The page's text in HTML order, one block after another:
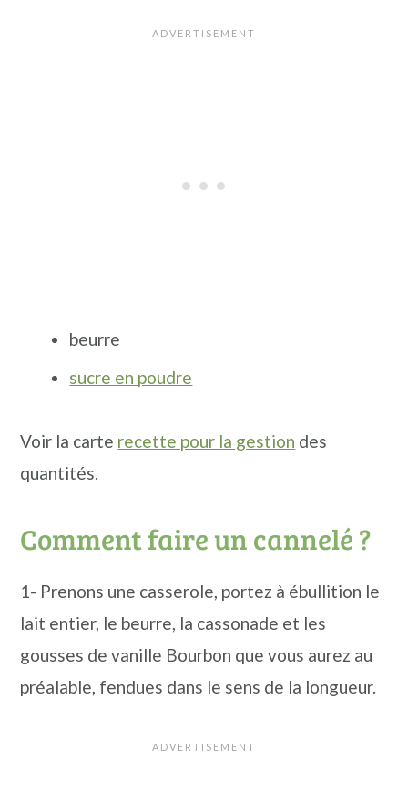
beurre
sucre en poudre
Voir la carte recette pour la gestion des
quantités.
Comment faire un cannelé ?
1- Prenons une casserole, portez à ébullition le
lait entier, le beurre, la cassonade et les
gousses de vanille Bourbon que vous aurez au
préalable, fendues dans le sens de la longueur.